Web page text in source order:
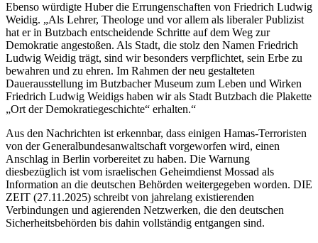
Ebenso würdigte Huber die Errungenschaften von Friedrich Ludwig
Weidig. „Als Lehrer, Theologe und vor allem als liberaler Publizist
hat er in Butzbach entscheidende Schritte auf dem Weg zur
Demokratie angestoßen. Als Stadt, die stolz den Namen Friedrich
Ludwig Weidig trägt, sind wir besonders verpflichtet, sein Erbe zu
bewahren und zu ehren. Im Rahmen der neu gestalteten
Dauerausstellung im Butzbacher Museum zum Leben und Wirken
Friedrich Ludwig Weidigs haben wir als Stadt Butzbach die Plakette
„Ort der Demokratiegeschichte“ erhalten.“
Aus den Nachrichten ist erkennbar, dass einigen Hamas-Terroristen
von der Generalbundesanwaltschaft vorgeworfen wird, einen
Anschlag in Berlin vorbereitet zu haben. Die Warnung
diesbezüglich ist vom israelischen Geheimdienst Mossad als
Information an die deutschen Behörden weitergegeben worden. DIE
ZEIT (27.11.2025) schreibt von jahrelang existierenden
Verbindungen und agierenden Netzwerken, die den deutschen
Sicherheitsbehörden bis dahin vollständig entgangen sind.